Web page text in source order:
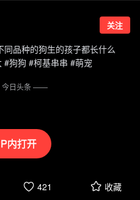
内打开
关注
品种的狗生的孩子都长什么
#狗狗 #柯基串串 #萌宠
421 收藏
今日头条——